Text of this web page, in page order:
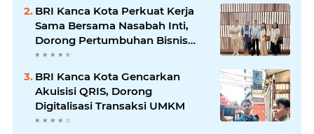
BRI Kanca Kota Perkuat Kerja
Sama Bersama Nasabah Inti,
Dorong Pertumbuhan Bisnis
Berkelanjutan
BRI Kanca Kota Gencarkan
Akuisisi QRIS, Dorong
Digitalisasi Transaksi UMKM